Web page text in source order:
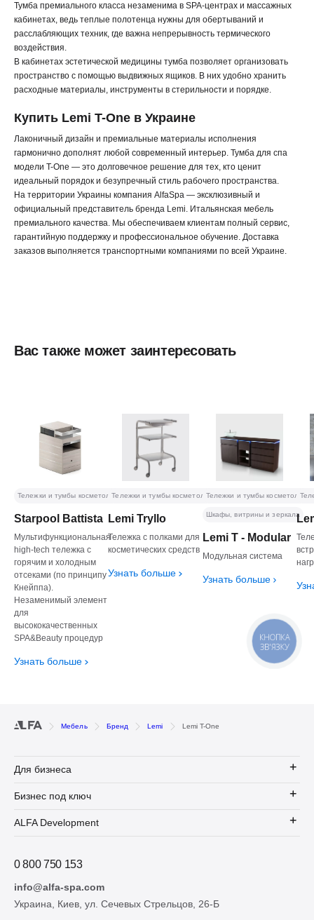
Тумба премиального класса незаменима в SPA-центрах и массажных
кабинетах, ведь теплые полотенца нужны для обертываний и
расслабляющих техник, где важна непрерывность термического
воздействия.
В кабинетах эстетической медицины тумба позволяет организовать
пространство с помощью выдвижных ящиков. В них удобно хранить
расходные материалы, инструменты в стерильности и порядке.
Купить Lemi T-One в Украине
Лаконичный дизайн и премиальные материалы исполнения
гармонично дополнят любой современный интерьер. Тумба для спа
модели T-One — это долговечное решение для тех, кто ценит
идеальный порядок и безупречный стиль рабочего пространства.
На территории Украины компания AlfaSpa — эксклюзивный и
официальный представитель бренда Lemi. Итальянская мебель
премиального качества. Мы обеспечиваем клиентам полный сервис,
гарантийную поддержку и профессиональное обучение. Доставка
заказов выполняется транспортными компаниями по всей Украине.
Вас также может заинтересовать
Starpool Battista
Мультифункциональная
high-tech тележка с
горячим и холодным
отсеками (по принципу
Кнейппа).
Незаменимый элемент
для
высококачественных
SPA&Beauty процедур
Узнать больше
Тележки и тумбы косметологические
Lemi Tryllo
Тележка с полками для
косметических средств
Узнать больше
Тележки и тумбы косметологические
Lemi T - Modular
Модульная система
Узнать больше
Тележки и тумбы
Шкафы, витрины и зеркала
Мебель Бренд Lemi Lemi T-One
Для бизнеса
Бизнес под ключ
ALFA Development
0 800 750 153
info@alfa-spa.com
Украина, Киев, ул. Сечевых Стрельцов, 26-Б
КНОПКА
ЗВ'ЯЗКУ